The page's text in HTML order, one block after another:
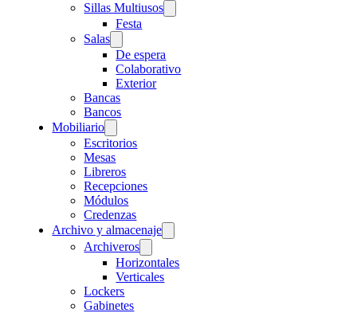
Sillas Multiusos
Festa
Salas
De espera
Colaborativo
Exterior
Bancas
Bancos
Mobiliario
Escritorios
Mesas
Libreros
Recepciones
Módulos
Credenzas
Archivo y almacenaje
Archiveros
Horizontales
Verticales
Lockers
Gabinetes